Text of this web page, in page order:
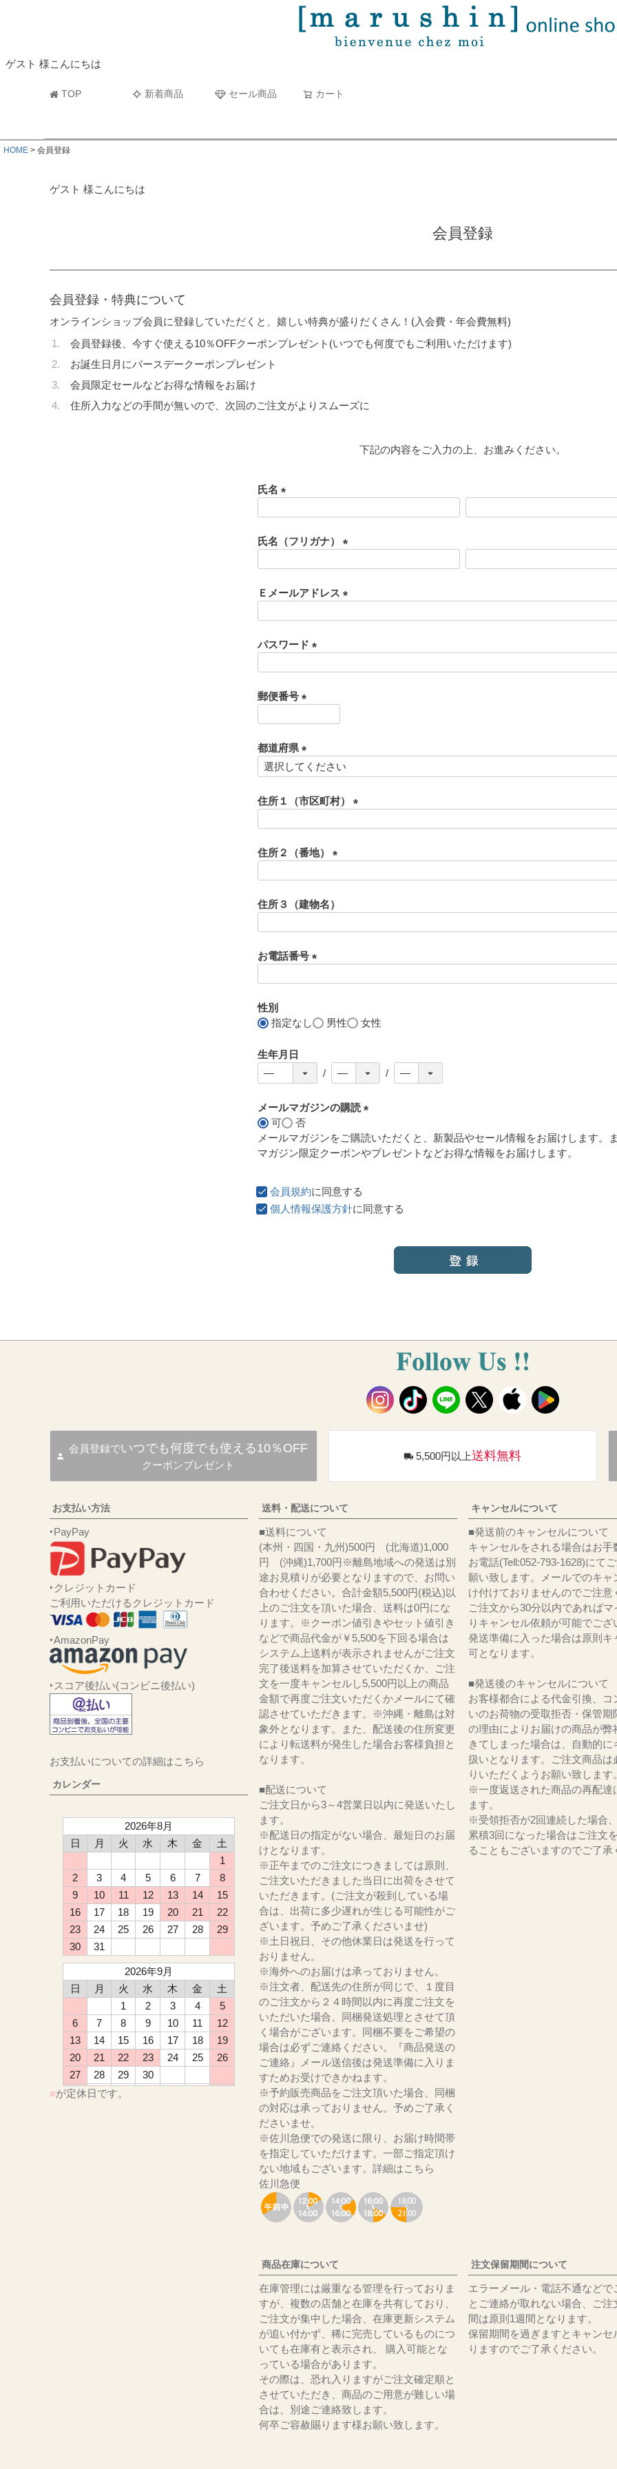
ゲスト 様こんにちは
TOP 新着商品 セール商品 カート
マフラータオル
並び順
新着順
古い順 価格が
HOME 会員登録
ゲスト 様こんにちは
会員登録
会員登録・特典について
オンラインショップ会員に登録していただくと、嬉しい特典が盛りだくさん！(入会費・年会費無料)
会員登録後、今すぐ使える10％OFFクーポンプレゼント(いつでも何度でもご利用いただけます)
お誕生日月にバースデークーポンプレゼント
会員限定セールなどお得な情報をお届け
住所入力などの手間が無いので、次回のご注文がよりスムーズに
下記の内容をご入力の上、お進みください。
氏名
須
氏名（フリガナ）
須
Ｅメールアドレス
パスワード
郵便番号
須
)
都道府県
(
須
)
住所１（市区町村）
住所２（番地）
須
住所３（建物名）
お電話番号
)
性別
指定なし
男性 女性
生年月日
メールマガジンの購読
必
須
可
否
メールマガジンをご購読いただくと、新製品やセール情報をお届けします。
マガジン限定クーポンやプレゼントなどお得な情報をお届けします。
会員規約に同意する
個人情報保護方針に同意する
会員登録でいつでも何度でも使える10％OFF
クーポンプレゼント
5,500円以上送料無料
お支払い方法
‣PayPay
‣クレジットカード
ご利用いただけるクレジットカード
‣AmazonPay
‣スコア後払い(コンビニ後払い)
お支払いについての詳細はこちら
カレンダー
2026年8月
日
月 火 水 木 金
土
1
2
3 4 5 6 7
8
9
10 11 12 13 14
15
16
17 18 19 20 21
22
23
24 25 26 27 28
29
30
31
2026年9月
日
月 火 水 木 金
土
1
2 3 4
5
6
7 8 9 10 11
12
13
14 15 16 17 18
19
20
21 22 23 24 25
26
27
28 29
30
■が定休日です。
送料・配送について
■送料について
(本州・四国・九州)500円 (北海道)1,000
円 (沖縄)1,700円※離島地域への発送は別
途お見積りが必要となりますので、お問い
合わせください。合計金額5,500円(税込)以
上のご注文を頂いた場合、送料は0円にな
ります。※クーポン値引きやセット値引き
などで商品代金が￥5,500を下回る場合は
システム上送料が表示されませんがご注文
完了後送料を加算させていただくか、ご注
文を一度キャンセルし5,500円以上の商品
金額で再度ご注文いただくかメールにて確
認させていただきます。※沖縄・離島は対
象外となります。また、配送後の住所変更
により転送料が発生した場合お客様負担と
なります。
■配送について
ご注文日から3～4営業日以内に発送いたし
ます。
※配送日の指定がない場合、最短日のお届
けとなります。
※正午までのご注文につきましては原則、
ご注文いただきました当日に出荷をさせて
いただきます。(ご注文が殺到している場
合は、出荷に多少遅れが生じる可能性がご
ざいます。予めご了承くださいませ)
※土日祝日、その他休業日は発送を行って
おりません。
※海外へのお届けは承っておりません。
※注文者、配送先の住所が同じで、１度目
のご注文から２４時間以内に再度ご注文を
いただいた場合、同梱発送処理とさせて頂
く場合がございます。同梱不要をご希望の
場合は必ずご連絡ください。『商品発送の
ご連絡』メール送信後は発送準備に入りま
すためお受けできかねます。
※予約販売商品をご注文頂いた場合、同梱
の対応は承っておりません。予めご了承く
ださいませ。
※佐川急便での発送に限り、お届け時間帯
を指定していただけます。一部ご指定頂け
ない地域もございます。 詳細はこちら
佐川急便
キャンセルについて
■発送前のキャンセルについて
キャンセルをされる場合はお手
お電話(Tell:052-793-1628)にて
願い致します。メールでのキャ
け付けておりませんのでご注意
ご注文から30分以内であればマ
りキャンセル依頼が可能でござ
発送準備に入った場合は原則キ
可となります。
■発送後のキャンセルについて
お客様都合による代金引換、コ
いのお荷物の受取拒否・保管期
の理由によりお届けの商品が弊
きてしまった場合は、自動的に
扱いとなります。ご注文商品は
りいただくようお願い致します。
※一度返送された商品の再配達
ます。
※受領拒否が2回連続した場合
累積3回になった場合はご注文
ることもございますのでご了承
商品在庫について
在庫管理には厳重なる管理を行っておりま
すが、複数の店舗と在庫を共有しており、
ご注文が集中した場合、在庫更新システム
が追い付かず、稀に完売しているものにつ
いても在庫有と表示され、 購入可能とな
っている場合があります。
その際は、恐れ入りますがご注文確定順と
させていただき、商品のご用意が難しい場
合は、別途ご連絡致します。
何卒ご容赦賜ります様お願い致します。
注文保留期間について
エラーメール・電話不通などで
とご連絡が取れない場合、ご注
間は原則1週間となります。
保留期間を過ぎますとキャンセ
りますのでご了承ください。